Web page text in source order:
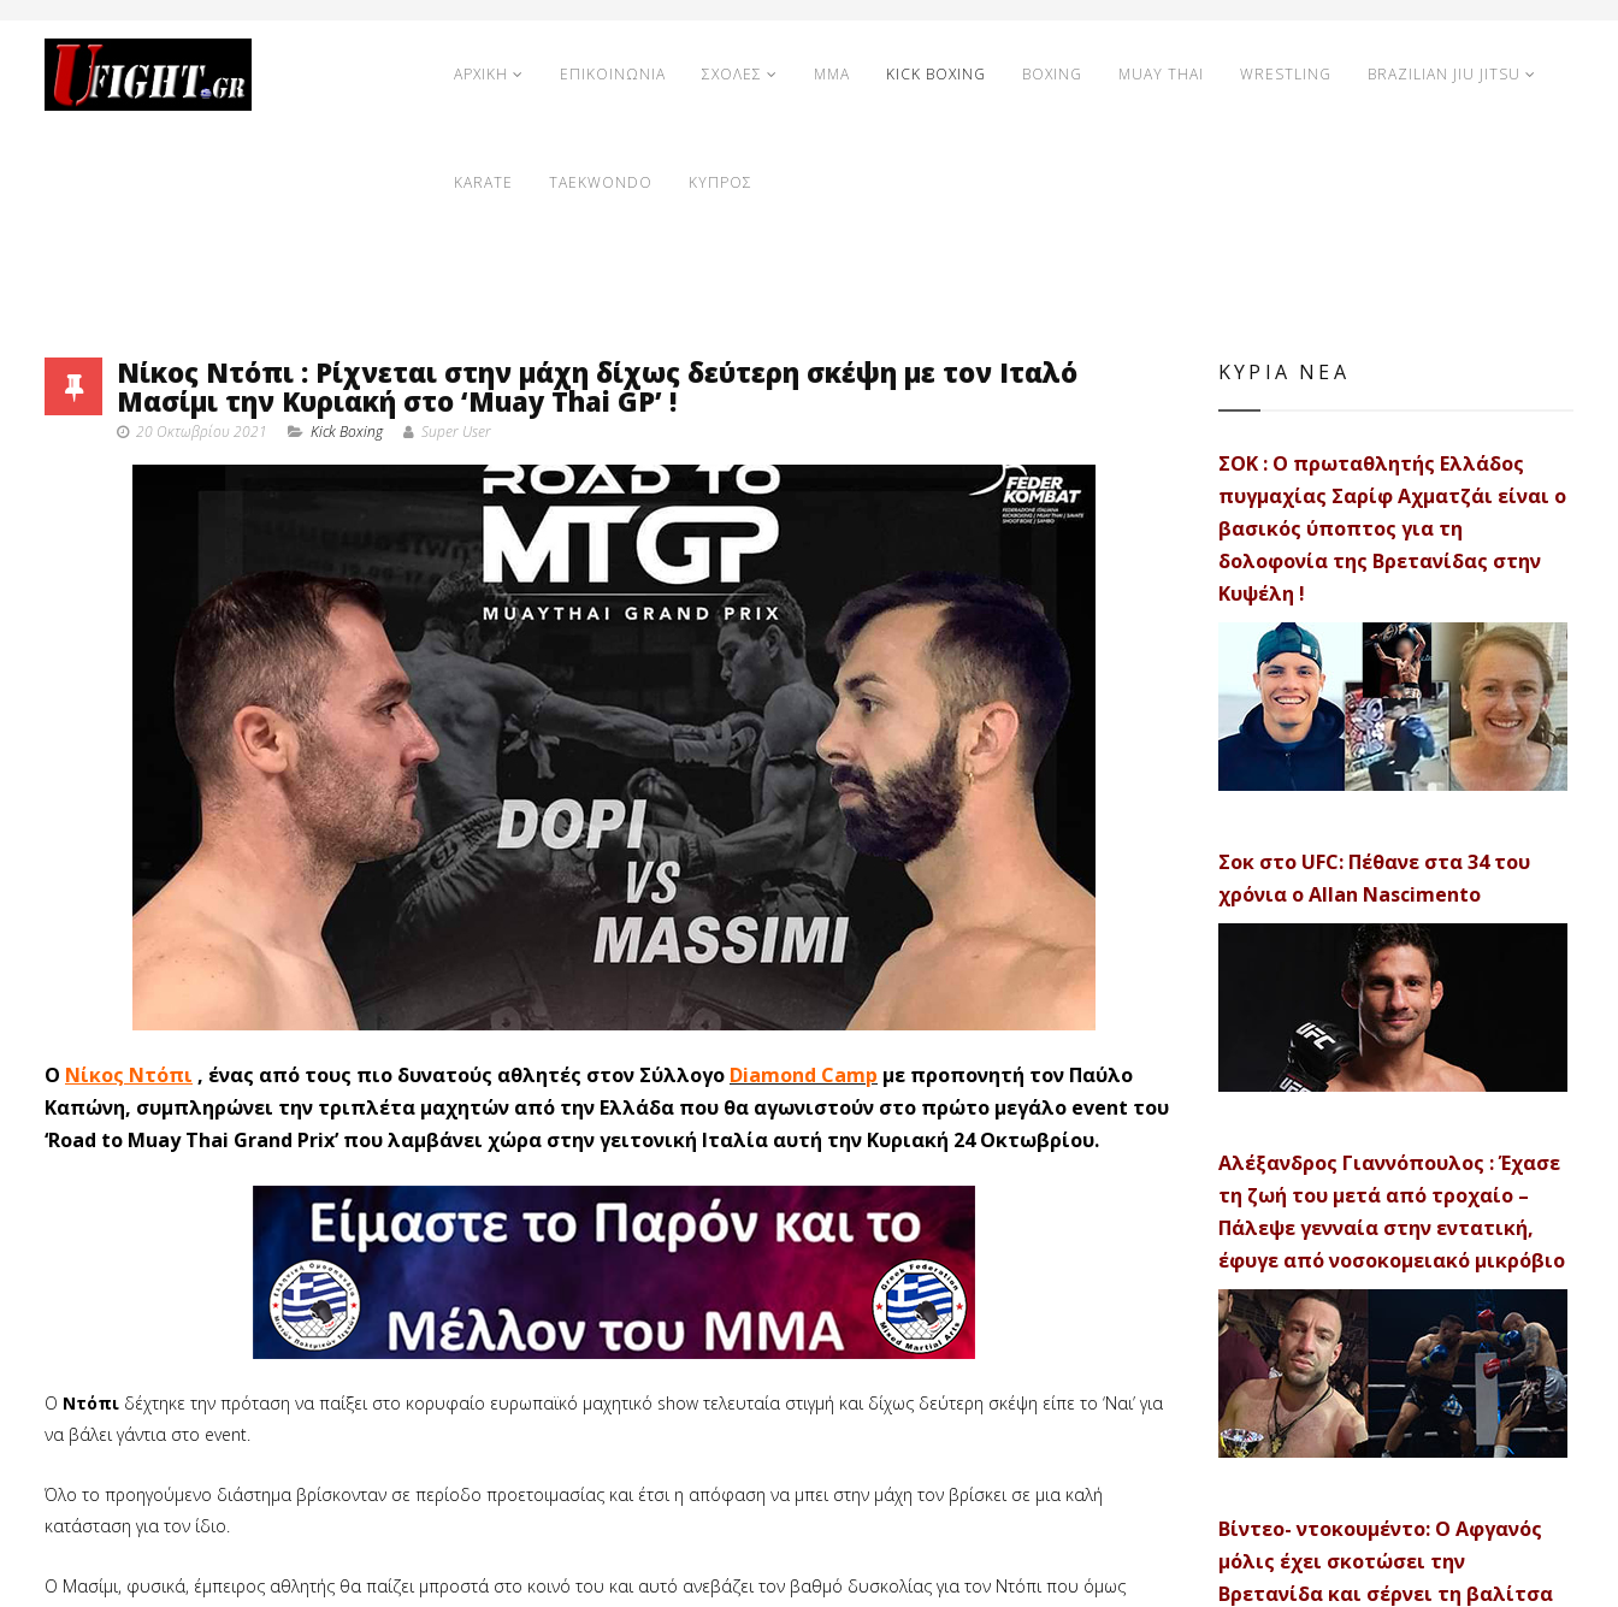
ΑΡΧΙΚΗ ΕΠΙΚΟΙΝΩΝΙΑ ΣΧΟΛΕΣ MMA KICK BOXING BOXING MUAY THAI WRESTLING BRAZILIAN JIU JITSU
KARATE TAEKWONDO ΚΥΠΡΟΣ
Νίκος Ντόπι : Ρίχνεται στην μάχη δίχως δεύτερη σκέψη με τον Ιταλό
Μασίμι την Κυριακή στο ‘Muay Thai GP’ !
20 Οκτωβρίου 2021 Κick Boxing Super User
Ο Νίκος Ντόπι , ένας από τους πιο δυνατούς αθλητές στον Σύλλογο Diamond Camp με προπονητή τον Παύλο
Καπώνη, συμπληρώνει την τριπλέτα μαχητών από την Ελλάδα που θα αγωνιστούν στο πρώτο μεγάλο event του
‘Road to Muay Thai Grand Prix’ που λαμβάνει χώρα στην γειτονική Ιταλία αυτή την Κυριακή 24 Οκτωβρίου.
Ο Ντόπι δέχτηκε την πρόταση να παίξει στο κορυφαίο ευρωπαϊκό μαχητικό show τελευταία στιγμή και δίχως δεύτερη σκέψη είπε το ‘Ναι’ για
να βάλει γάντια στο event.
Όλο το προηγούμενο διάστημα βρίσκονταν σε περίοδο προετοιμασίας και έτσι η απόφαση να μπει στην μάχη τον βρίσκει σε μια καλή
κατάσταση για τον ίδιο.
Ο Μασίμι, φυσικά, έμπειρος αθλητής θα παίζει μπροστά στο κοινό του και αυτό ανεβάζει τον βαθμό δυσκολίας για τον Ντόπι που όμως
ΚΥΡΙΑ ΝΕΑ
ΣΟΚ : Ο πρωταθλητής Ελλάδος
πυγμαχίας Σαρίφ Αχματζάι είναι ο
βασικός ύποπτος για τη
δολοφονία της Βρετανίδας στην
Κυψέλη !
Σοκ στο UFC: Πέθανε στα 34 του
χρόνια ο Allan Nascimento
Αλέξανδρος Γιαννόπουλος : Έχασε
τη ζωή του μετά από τροχαίο –
Πάλεψε γενναία στην εντατική,
έφυγε από νοσοκομειακό μικρόβιο
Βίντεο- ντοκουμέντο: Ο Αφγανός
μόλις έχει σκοτώσει την
Βρετανίδα και σέρνει τη βαλίτσα